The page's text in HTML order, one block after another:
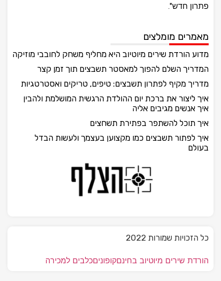
פתרון חדש".
מאמרים מומלצים
מדוע הורדת שירים מיוטיוב היא מחליף משחק לחובבי מוזיקה
המדריך השלם להפוך למאסטר תשבצים תוך זמן קצר
מדריך מקיף לפתרון תשבצים: טיפים, טריקים ואסטרטגיות
איך ליצור את ברכת יום ההולדת הרגשית המושלמת ולהבין
איך אנשים מגיבים אליה
איך תוכל להשתפר בפתירת תשחצים
איך לפתור תשבצים כמו מקצוען בעצמך ולעשות הבדל
בעולם
כל הזכויות שמורות 2022
הורדת שירים מיוטיוב בחינםקופוניםכלבים למכירה